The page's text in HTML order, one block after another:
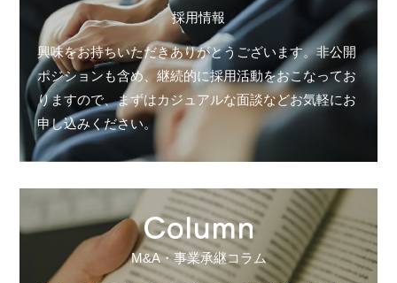
採用情報
興味をお持ちいただきありがとうございます。非公開
ポジションも含め、継続的に採用活動をおこなってお
りますので、まずはカジュアルな面談などお気軽にお
申し込みください。
M&A・事業承継コラム